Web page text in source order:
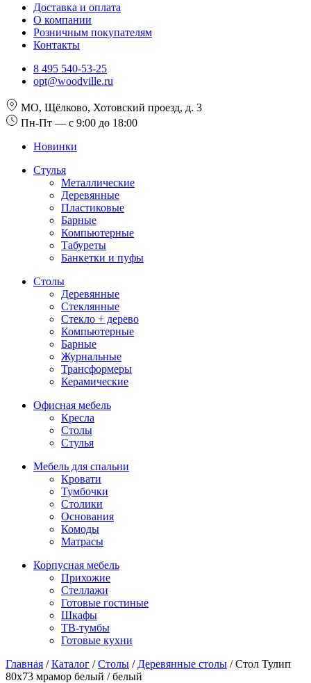
Доставка и оплата
О компании
Розничным покупателям
Контакты
8 495 540-53-25
opt@woodville.ru
МО, Щёлково, Хотовский проезд, д. 3
Пн-Пт — с 9:00 до 18:00
Новинки
Стулья
Металлические
Деревянные
Пластиковые
Барные
Компьютерные
Табуреты
Банкетки и пуфы
Столы
Деревянные
Стеклянные
Стекло + дерево
Компьютерные
Барные
Журнальные
Трансформеры
Керамические
Офисная мебель
Кресла
Столы
Стулья
Мебель для спальни
Кровати
Тумбочки
Столики
Основания
Комоды
Матрасы
Корпусная мебель
Прихожие
Стеллажи
Готовые гостиные
Шкафы
ТВ-тумбы
Готовые кухни
Главная /Каталог /Столы / Деревянные столы /Стол Тулип
80х73 мрамор белый / белый